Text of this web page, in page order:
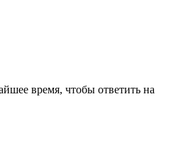
время, чтобы ответить на